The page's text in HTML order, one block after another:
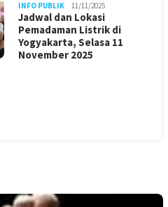
INFO PUBLIK 11/11/2025
Jadwal dan Lokasi
Pemadaman Listrik di
Yogyakarta, Selasa 11
November 2025